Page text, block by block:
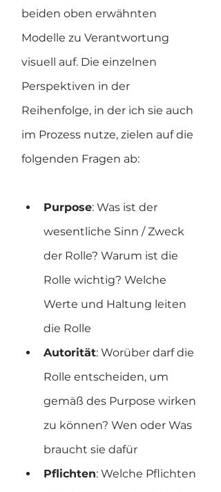
beiden oben erwähnten
Modelle zu Verantwortung
visuell auf. Die einzelnen
Perspektiven in der
Reihenfolge, in der ich sie auch
im Prozess nutze, zielen auf die
folgenden Fragen ab:
Purpose: Was ist der
wesentliche Sinn / Zweck
der Rolle? Warum ist die
Rolle wichtig? Welche
Werte und Haltung leiten
die Rolle
Autorität: Worüber darf die
Rolle entscheiden, um
gemäß des Purpose wirken
zu können? Wen oder Was
braucht sie dafür
Pflichten: Welche Pflichten